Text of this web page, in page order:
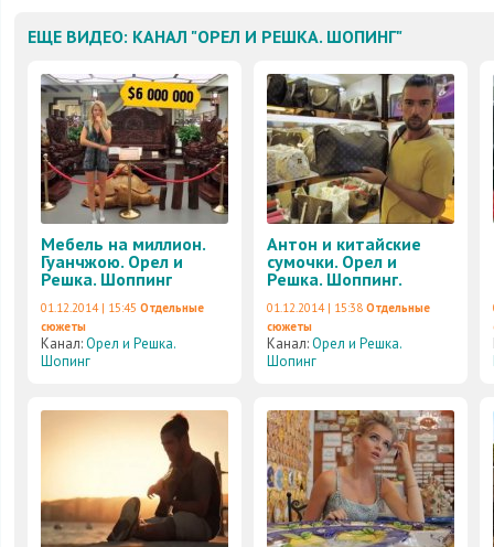
ЕЩЕ ВИДЕО: КАНАЛ "ОРЕЛ И РЕШКА. ШОПИНГ"
Мебель на миллион.
Гуанчжою. Орел и
Решка. Шоппинг
01.12.2014 | 15:45 Отдельные
сюжеты
Канал:Орел и Решка.
Шопинг
Антон и китайские
сумочки. Орел и
Решка. Шоппинг.
01.12.2014 | 15:38 Отдельные
сюжеты
Канал:Орел и Решка.
Шопинг